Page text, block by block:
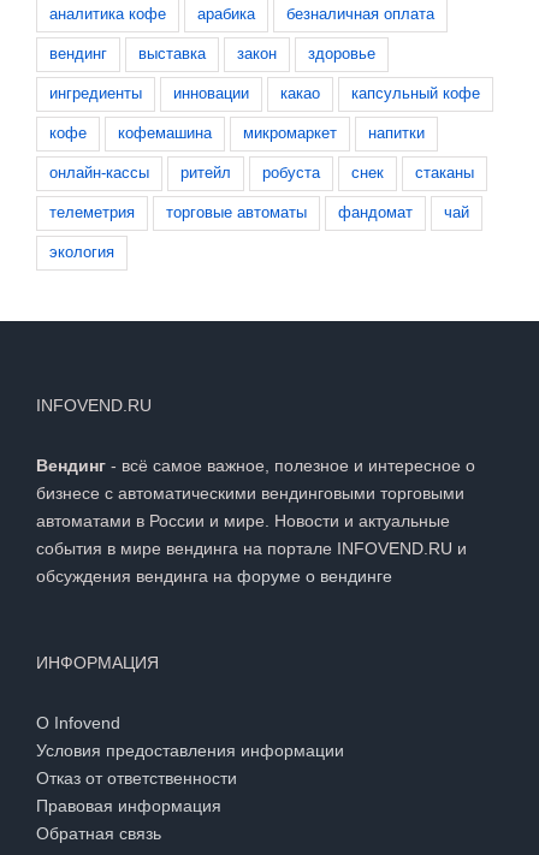
аналитика кофе арабика безналичная оплата
вендинг выставка закон здоровье
ингредиенты инновации какао капсульный кофе
кофе кофемашина микромаркет напитки
онлайн-кассы ритейл робуста снек стаканы
телеметрия торговые автоматы фандомат чай
экология
INFOVEND.RU
Вендинг - всё самое важное, полезное и интересное о
бизнесе с автоматическими вендинговыми торговыми
автоматами в России и мире. Новости и актуальные
события в мире вендинга на портале INFOVEND.RU и
обсуждения вендинга на форуме о вендинге
ИНФОРМАЦИЯ
О Infovend
Условия предоставления информации
Отказ от ответственности
Правовая информация
Обратная связь